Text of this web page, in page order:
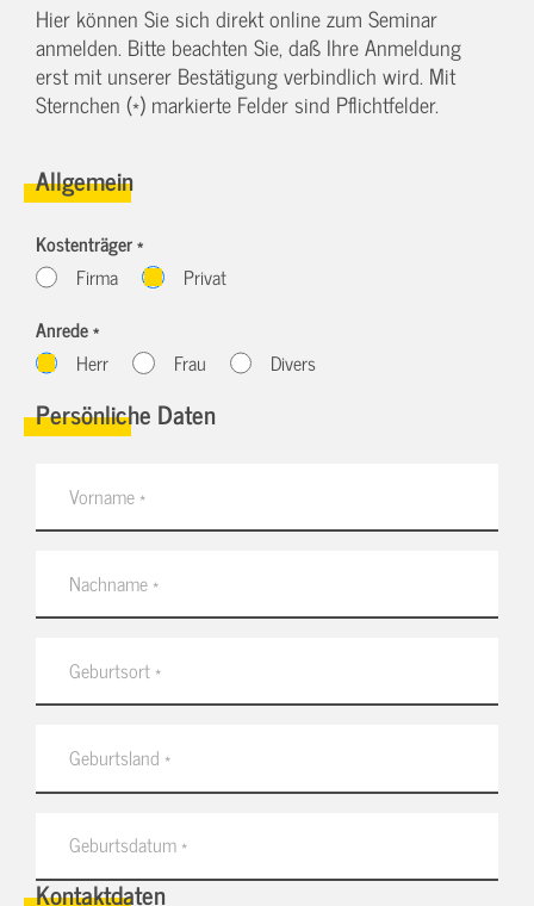
Hier können Sie sich direkt online zum Seminar
anmelden. Bitte beachten Sie, daß Ihre Anmeldung
erst mit unserer Bestätigung verbindlich wird. Mit
Sternchen (*) markierte Felder sind Pflichtfelder.
Allgemein
Kostenträger *
Firma
Privat
Anrede *
Herr
Frau Divers
Persönliche Daten
Kontaktdaten